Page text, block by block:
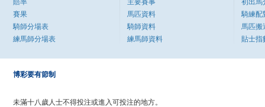
賠率
賽果
騎師分場表
練馬師分場表
主要賽事
馬匹資料
騎師資料
練馬師資料
初出馬
騎練配
馬匹搬
貼士指
博彩要有節制
未滿十八歲人士不得投注或進入可投注的地方。